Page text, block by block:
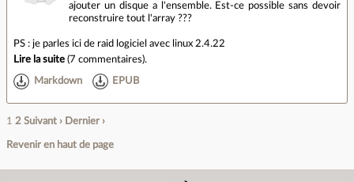
ajouter un disque a l'ensemble. Est-ce possible sans devoir
reconstruire tout l'array ???
PS : je parles ici de raid logiciel avec linux 2.4.22
Lire la suite (7 commentaires).
Markdown EPUB
1 2 Suivant › Dernier ›
Revenir en haut de page